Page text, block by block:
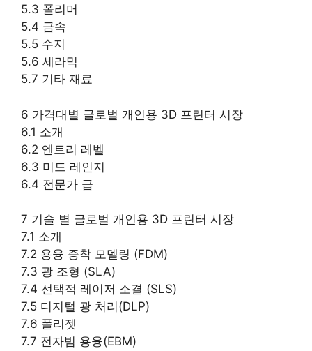
5.3 폴리머
5.4 금속
5.5 수지
5.6 세라믹
5.7 기타 재료
6 가격대별 글로벌 개인용 3D 프린터 시장
6.1 소개
6.2 엔트리 레벨
6.3 미드 레인지
6.4 전문가 급
7 기술 별 글로벌 개인용 3D 프린터 시장
7.1 소개
7.2 용융 증착 모델링 (FDM)
7.3 광 조형 (SLA)
7.4 선택적 레이저 소결 (SLS)
7.5 디지털 광 처리(DLP)
7.6 폴리젯
7.7 전자빔 용융(EBM)